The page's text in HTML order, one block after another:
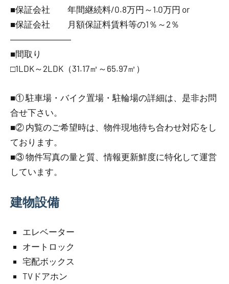
■保証会社 年間継続料/0.8万円～1.0万円 or
■保証会社 月額保証料賃料等の1％～2％
―――――――
■間取り
□1LDK～2LDK（31.17㎡～65.97㎡）
■① 駐車場・バイク置場・駐輪場の詳細は、是非お問
合せ下さい。
■② 内覧のご希望時は、物件現地待ち合わせ対応をし
ております。
■③ 物件写真の量と質、情報更新鮮度に特化して運営
しています。
建物設備
エレベーター
オートロック
宅配ボックス
TVドアホン